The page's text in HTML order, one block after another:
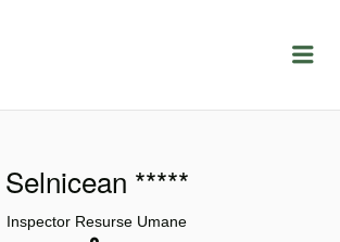
LOCURIDEMUNCACLUJ.NET
Selnicean *****
Inspector Resurse Umane